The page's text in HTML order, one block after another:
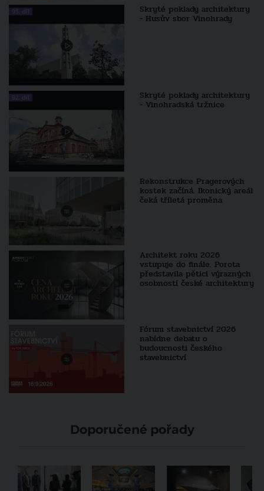
93. díl Skryté poklady architektury
- Husův sbor Vinohrady
92. díl Skryté poklady architektury
- Vinohradská tržnice
Rekonstrukce Pragerových
kostek začíná. Ikonický areál
čeká tříletá proměna
Architekt roku 2026
vstupuje do finále. Porota
představila pětici výrazných
osobností české architektury
Fórum stavebnictví 2026
nabídne debatu o
budoucnosti českého
stavebnictví
Doporučené pořady